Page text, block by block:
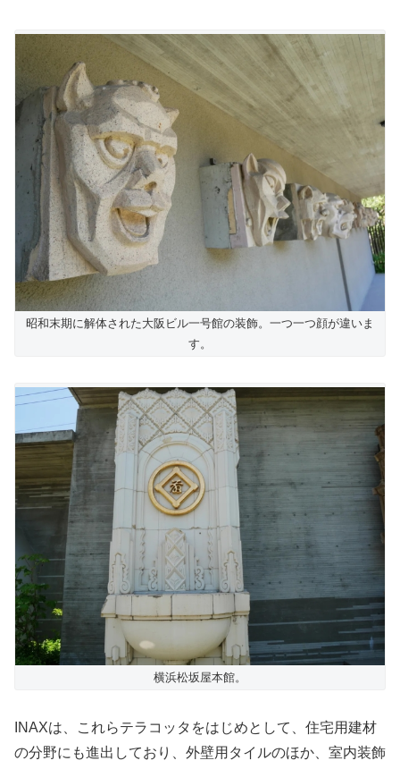
昭和末期に解体された大阪ビル一号館の装飾。一つ一つ顔が違いま
す。
横浜松坂屋本館。
INAXは、これらテラコッタをはじめとして、住宅用建材
の分野にも進出しており、外壁用タイルのほか、室内装飾